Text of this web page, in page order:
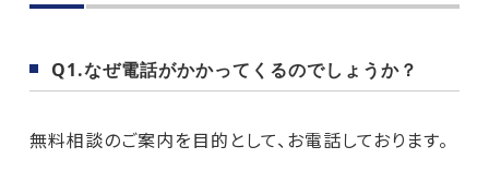
Q1.なぜ電話がかかってくるのでしょうか？
無料相談のご案内を目的として、お電話しております。